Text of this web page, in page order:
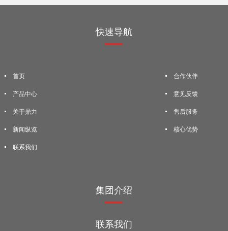
快速导航
首页
产品中心
关于鼎力
新闻纵览
联系我们
合作伙伴
意见反馈
售后服务
核心优势
集团介绍
联系我们